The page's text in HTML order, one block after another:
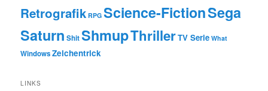
Retrografik RPG Science-FictionSega
Saturn ShitShmupThrillerTV Serie What
WindowsZeichentrick
LINKS